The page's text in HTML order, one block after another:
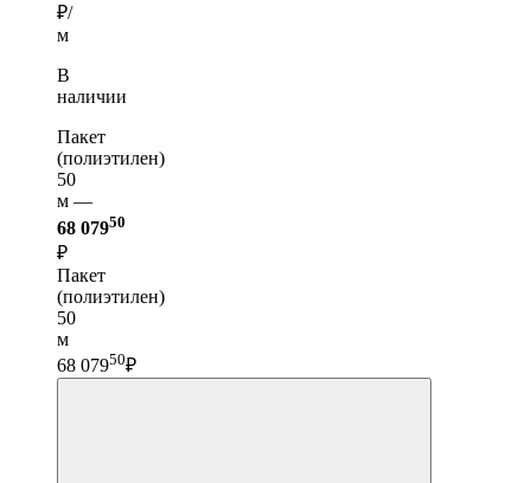
₽/
м
В
наличии
Пакет
(полиэтилен)
50
м —
68 07950
₽
Пакет
(полиэтилен)
50
м
68 07950₽